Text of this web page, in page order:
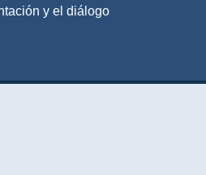
y el diálogo